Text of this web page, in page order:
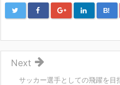
B!
サッカー選手としての飛躍を目
Next